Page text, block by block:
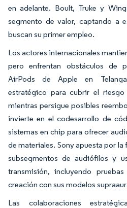
en adelante. Boult, Truke y
segmento de valor, captando a
buscan su primer empleo.
Los actores internacionales
pero enfrentan obstáculos de
AirPods de Apple en
estratégico para cubrir el
mientras persigue posibles
invierte en el codesarrollo de
sistemas en chip para ofrecer
de materiales. Sony apuesta por
subsegmentos de audiófilos y
transmisión, incluyendo
creación con sus modelos
Las colaboraciones